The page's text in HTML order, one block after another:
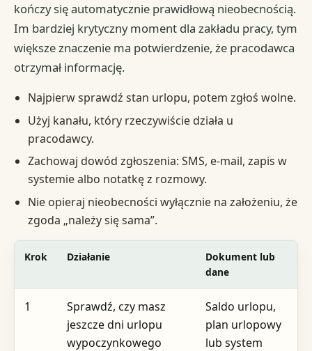
kończy się automatycznie prawidłową nieobecnością.
Im bardziej krytyczny moment dla zakładu pracy, tym
większe znaczenie ma potwierdzenie, że pracodawca
otrzymał informację.
Najpierw sprawdź stan urlopu, potem zgłoś wolne.
Użyj kanału, który rzeczywiście działa u
pracodawcy.
Zachowaj dowód zgłoszenia: SMS, e-mail, zapis w
systemie albo notatkę z rozmowy.
Nie opieraj nieobecności wyłącznie na założeniu, że
zgoda „należy się sama”.
Krok Działanie
Dokument lub
dane
1
Sprawdź, czy masz
jeszcze dni urlopu
wypoczynkowego
Saldo urlopu,
plan urlopowy
lub system